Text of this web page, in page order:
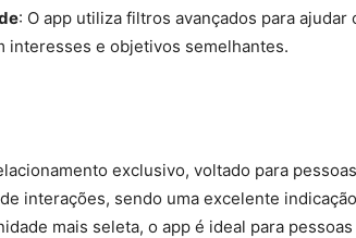
: O app utiliza filtros avançados para ajudar
interesses e objetivos semelhantes.
exclusivo, voltado para
interações, sendo uma excelente
mais seleta, o app é ideal para